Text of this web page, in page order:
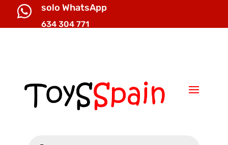
 solo WhatsApp
634 304 771